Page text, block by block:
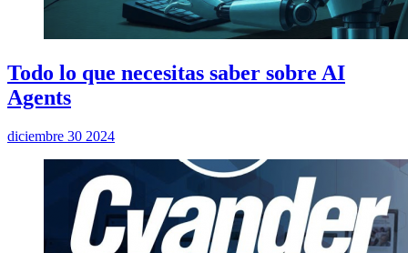
Todo lo que necesitas saber sobre AI
Agents
diciembre 30 2024